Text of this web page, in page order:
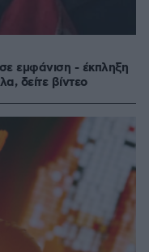
εμφάνιση - έκπληξη
δείτε βίντεο